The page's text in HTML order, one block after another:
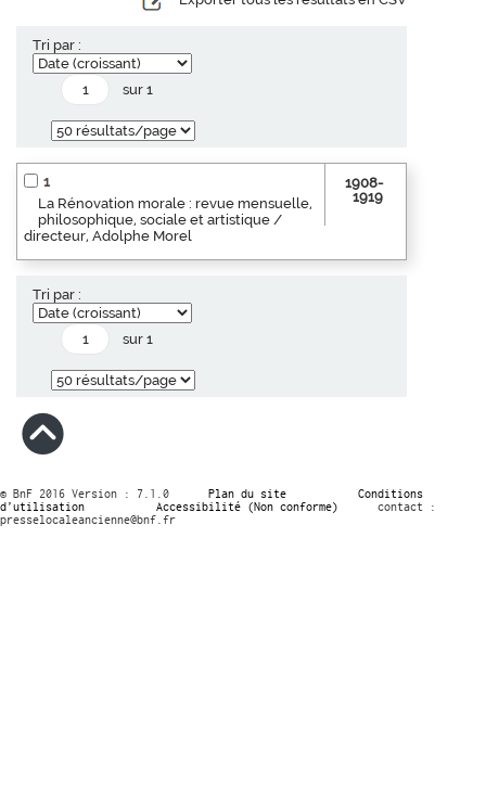
Tri par :
sur 1
1
La Rénovation morale : revue mensuelle,
philosophique, sociale et artistique /
directeur, Adolphe Morel
1908-
1919
Tri par :
sur 1
© BnF 2016 Version : 7.1.0 Plan du site
Conditions
d’utilisation
Accessibilité (Non conforme)
contact :
presselocaleancienne@bnf.fr